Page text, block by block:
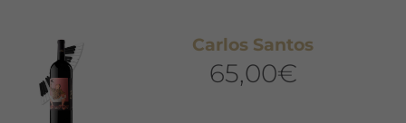
Carlos Santos
65,00€